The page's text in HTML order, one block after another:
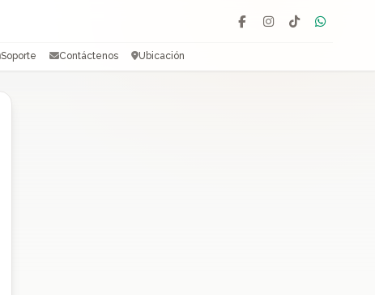
Facebook
Instagram
TikTok
Soporte Contáctenos Ubicación